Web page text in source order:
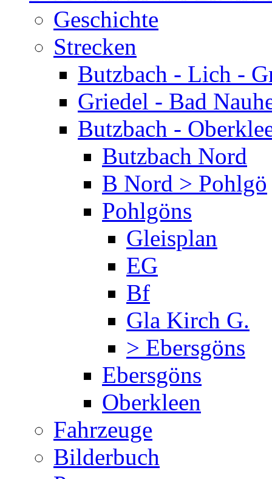
Geschichte
Strecken
Butzbach - Lich -
Griedel - Bad
Butzbach -
Butzbach Nord
B Nord > Pohlgö
Pohlgöns
Gleisplan
EG
Bf
Gla Kirch G.
> Ebersgöns
Ebersgöns
Oberkleen
Fahrzeuge
Bilderbuch